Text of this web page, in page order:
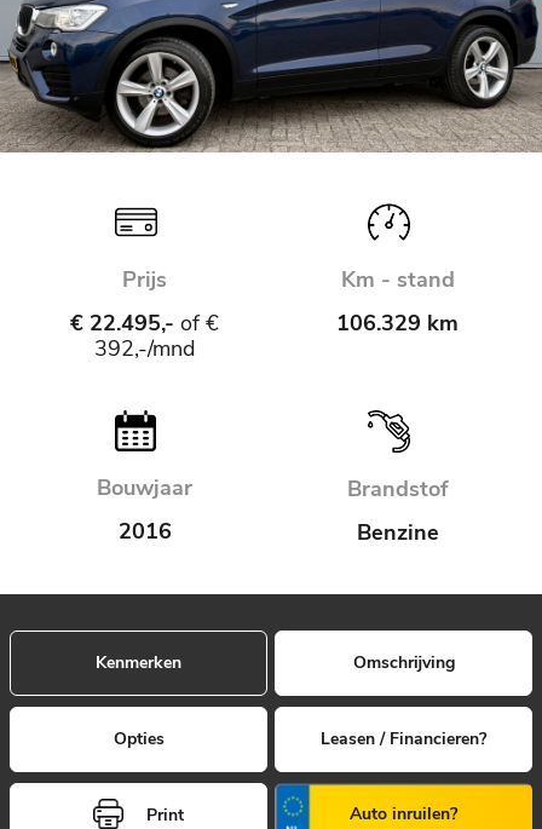
Prijs
€ 22.495,- of €
392,-/mnd
Km - stand
106.329 km
Bouwjaar
2016
Brandstof
Benzine
Kenmerken Omschrijving
Opties Leasen / Financieren?
Print Auto inruilen?